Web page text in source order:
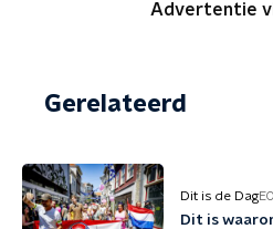
Advertentie
Gerelateerd
Dit is de DagEO
Dit is